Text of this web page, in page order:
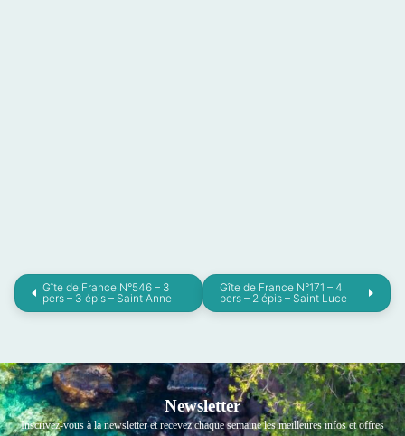
Gîte de France N°546 – 3
pers – 3 épis – Saint Anne
Gîte de France N°171 – 4
pers – 2 épis – Saint Luce
Newsletter
Inscrivez-vous à la newsletter et recevez chaque semaine les meilleures infos et offres